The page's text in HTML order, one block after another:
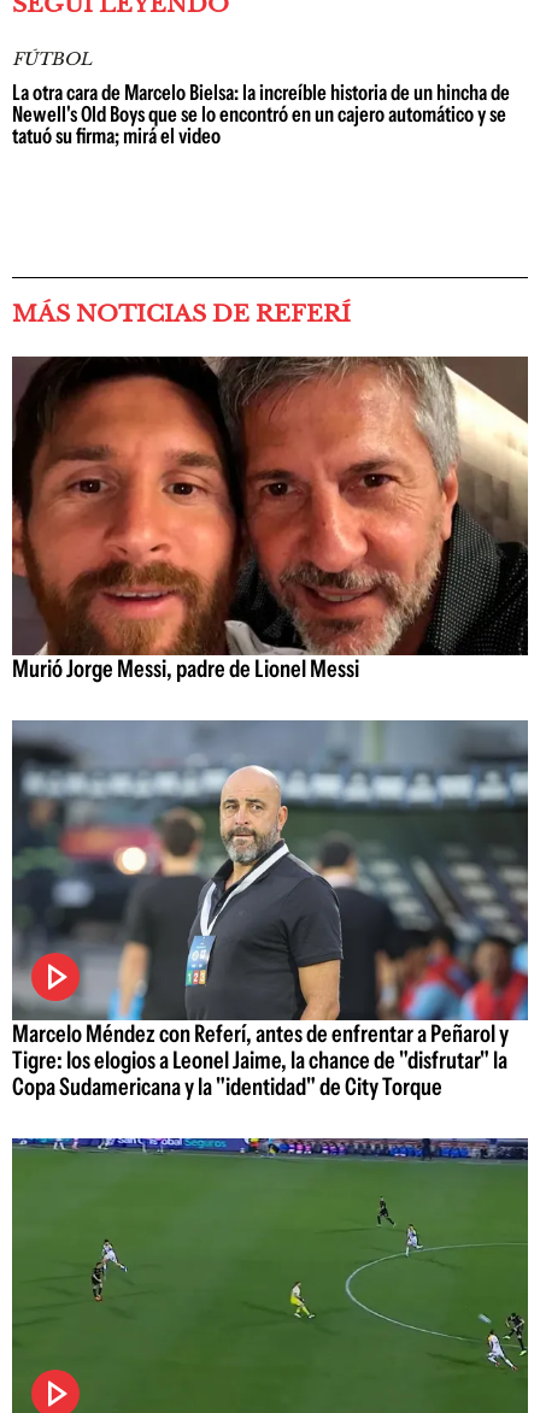
FÚTBOL
La otra cara de Marcelo Bielsa: la increíble historia de un hincha de
Newell's Old Boys que se lo encontró en un cajero automático y se
tatuó su firma; mirá el video
MÁS NOTICIAS DE REFERÍ
Murió Jorge Messi, padre de Lionel Messi
Marcelo Méndez con Referí, antes de enfrentar a Peñarol y
Tigre: los elogios a Leonel Jaime, la chance de "disfrutar" la
Copa Sudamericana y la "identidad" de City Torque